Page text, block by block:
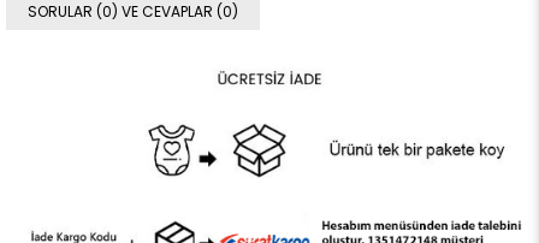
SORULAR (0) VE CEVAPLAR (0)